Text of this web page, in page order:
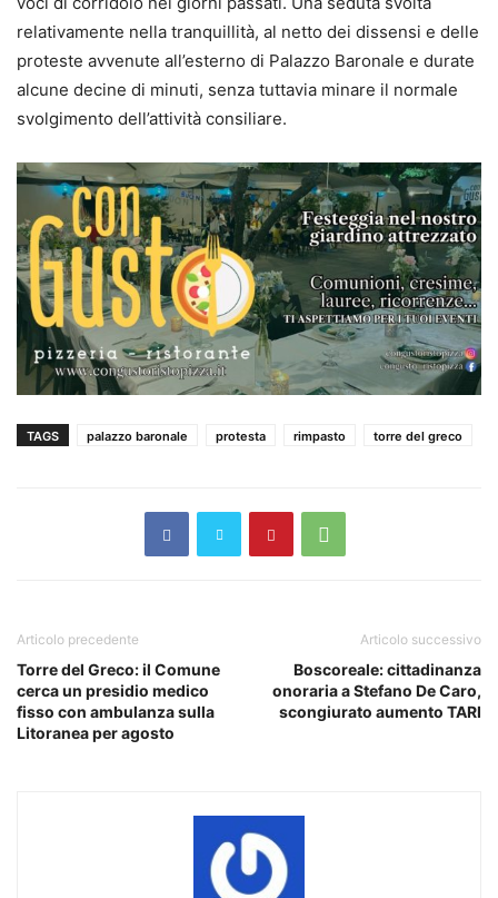
relativamente nella tranquillità, al netto dei dissensi e delle
proteste avvenute all’esterno di Palazzo Baronale e durate
alcune decine di minuti, senza tuttavia minare il normale
svolgimento dell’attività consiliare.
TAGS palazzo baronale protesta rimpasto torre del greco
Articolo precedente
Torre del Greco: il Comune
cerca un presidio medico
fisso con ambulanza sulla
Litoranea per agosto
Articolo successivo
Boscoreale: cittadinanza
onoraria a Stefano De Caro,
scongiurato aumento TARI